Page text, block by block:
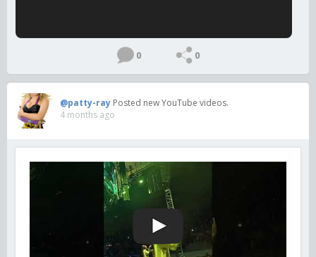
0 0
@patty-ray Posted new YouTube videos.
4 months ago